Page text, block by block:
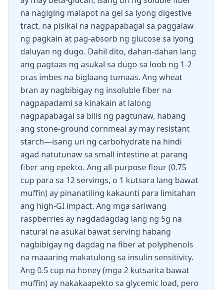
na nagiging malapot na gel sa iyong digestive
tract, na pisikal na nagpapabagal sa paggalaw
ng pagkain at pag-absorb ng glucose sa iyong
daluyan ng dugo. Dahil dito, dahan-dahan lang
ang pagtaas ng asukal sa dugo sa loob ng 1-2
oras imbes na biglaang tumaas. Ang wheat
bran ay nagbibigay ng insoluble fiber na
nagpapadami sa kinakain at lalong
nagpapabagal sa bilis ng pagtunaw, habang
ang stone-ground cornmeal ay may resistant
starch—isang uri ng carbohydrate na hindi
agad natutunaw sa small intestine at parang
fiber ang epekto. Ang all-purpose flour (0.75
cup para sa 12 servings, o 1 kutsara lang bawat
muffin) ay pinanatiling kakaunti para limitahan
ang high-GI impact. Ang mga sariwang
raspberries ay nagdadagdag lang ng 5g na
natural na asukal bawat serving habang
nagbibigay ng dagdag na fiber at polyphenols
na maaaring makatulong sa insulin sensitivity.
Ang 0.5 cup na honey (mga 2 kutsarita bawat
muffin) ay nakakaapekto sa glycemic load, pero